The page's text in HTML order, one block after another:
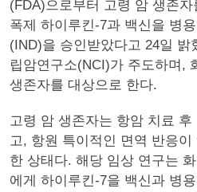
(FDA)으로부터 고령 암 생존
폭제 하이루킨-7과 백신을 병
(IND)을 승인받았다고 24일
립암연구소(NCI)가 주도하며,
생존자를 대상으로 한다.
고령 암 생존자는 항암 치료
고, 항원 특이적인 면역 반응
한 상태다. 해당 임상 연구는
에게 하이루킨-7을 백신과 병